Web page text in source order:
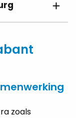
zoals